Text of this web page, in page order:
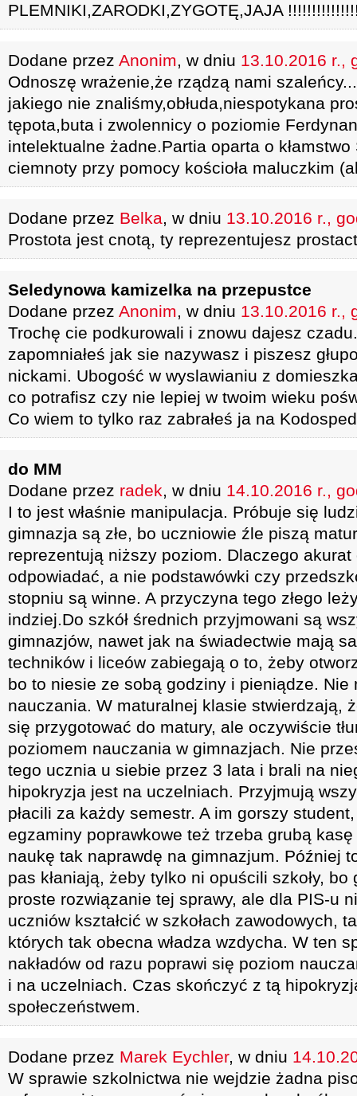
PLEMNIKI,ZARODKI,ZYGOTĘ,JAJA
Dodane przez Anonim, w dniu 13.10.2016 r.,
Odnoszę wrażenie,że rządzą nami
jakiego nie znaliśmy,obłuda,niespotykana
tępota,buta i zwolennicy o poziomie
intelektualne żadne.Partia oparta o
ciemnoty przy pomocy kościoła maluczkim
Dodane przez Belka, w dniu 13.10.2016 r.,
Prostota jest cnotą, ty reprezentujesz
Seledynowa kamizelka na przepustce
Dodane przez Anonim, w dniu 13.10.2016 r.,
Trochę cie podkurowali i znowu dajesz
zapomniałeś jak sie nazywasz i piszesz
nickami. Ubogość w wyslawianiu z
co potrafisz czy nie lepiej w twoim wieku
Co wiem to tylko raz zabrałeś ja na
do MM
Dodane przez radek, w dniu 14.10.2016 r.,
I to jest właśnie manipulacja. Próbuje się
gimnazja są złe, bo uczniowie źle piszą
reprezentują niższy poziom. Dlaczego
odpowiadać, a nie podstawówki czy
stopniu są winne. A przyczyna tego złego
indziej.Do szkół średnich przyjmowani są
gimnazjów, nawet jak na świadectwie mają
techników i liceów zabiegają o to, żeby
bo to niesie ze sobą godziny i pieniądze. Nie
nauczania. W maturalnej klasie stwierdzają,
się przygotować do matury, ale oczywiście
poziomem nauczania w gimnazjach. Nie
tego ucznia u siebie przez 3 lata i brali na
hipokryzja jest na uczelniach. Przyjmują
płacili za każdy semestr. A im gorszy
egzaminy poprawkowe też trzeba grubą
naukę tak naprawdę na gimnazjum. Później
pas kłaniają, żeby tylko ni opuścili szkoły,
proste rozwiązanie tej sprawy, ale dla PIS-u
uczniów kształcić w szkołach zawodowych,
których tak obecna władza wzdycha. W ten
nakładów od razu poprawi się poziom
i na uczelniach. Czas skończyć z tą
społeczeństwem.
Dodane przez Marek Eychler, w dniu
W sprawie szkolnictwa nie wejdzie żadna